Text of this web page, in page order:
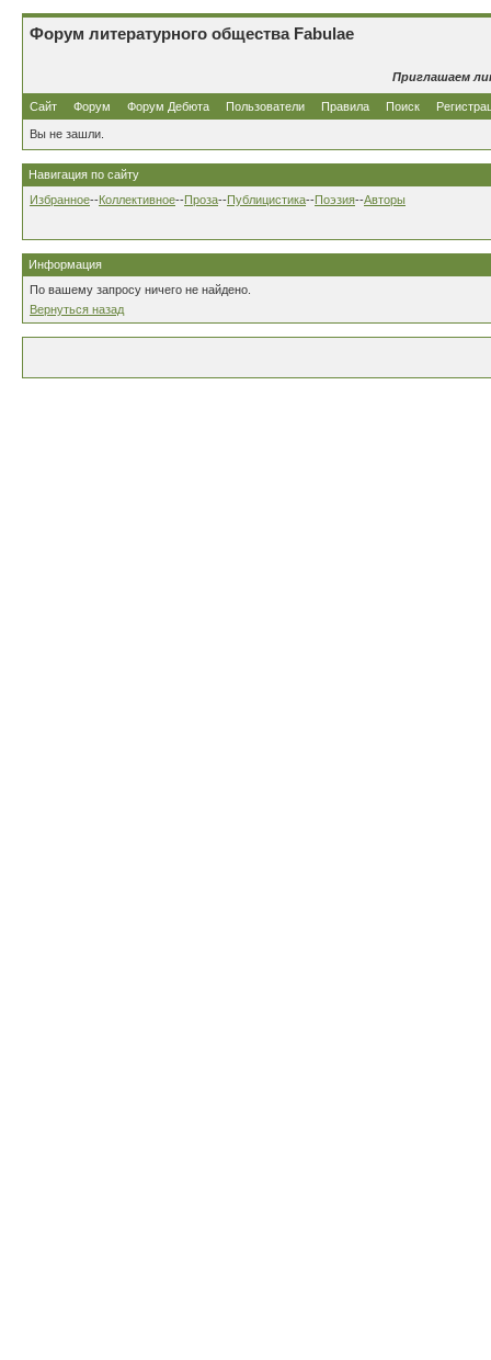
Форум литературного общества Fabulae
Приглашаем
Сайт Форум Форум Дебюта Пользователи Правила Поиск
Вы не зашли.
Навигация по сайту
Избранное--Коллективное--Проза--Публицистика--Поэзия--Авторы
Информация
По вашему запросу ничего не найдено.
Вернуться назад